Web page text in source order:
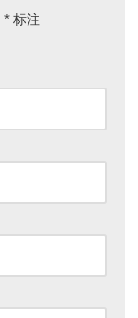
* 标注